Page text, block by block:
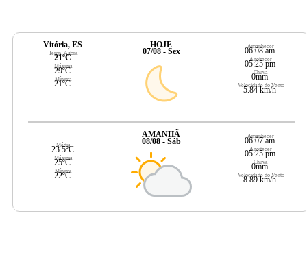
Vitória, ES
Temp. Agora
21ºC
Máxima
29ºC
Mínima
21ºC
HOJE
07/08 - Sex
Amanhecer
06:08 am
Anoitecer
05:25 pm
Chuva
0mm
Velocidade do Vento
5.84 km/h
Média
23.5ºC
Máxima
25ºC
Mínima
22ºC
AMANHÃ
08/08 - Sáb
Amanhecer
06:07 am
Anoitecer
05:25 pm
Chuva
0mm
Velocidade do Vento
8.89 km/h